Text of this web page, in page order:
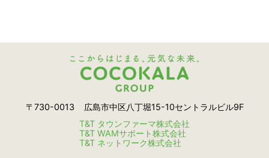
〒730-0013
広島市中区八丁堀15-10セントラルビル9F
T&T タウンファーマ株式会社
T&T WAMサポート株式会社
T&T ネットワーク株式会社